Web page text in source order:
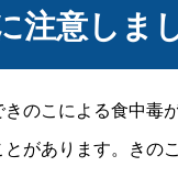
注意しま
のこによる食中毒
があります。きの